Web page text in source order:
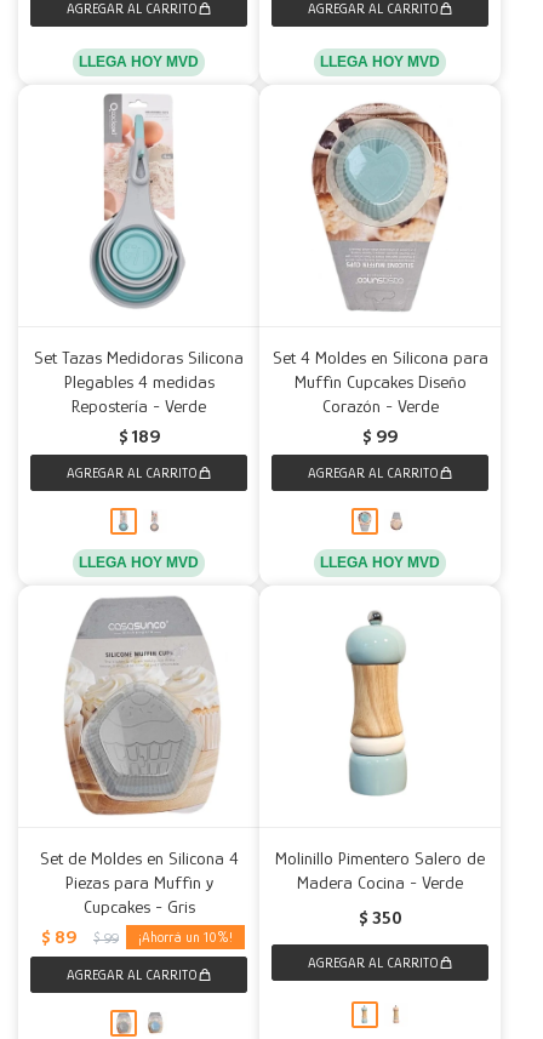
LLEGA HOY MVD LLEGA HOY MVD
Set Tazas Medidoras Silicona
Plegables 4 medidas
Repostería - Verde
$ 189
LLEGA HOY MVD
Set 4 Moldes en Silicona para
Muffin Cupcakes Diseño
Corazón - Verde
$ 99
LLEGA HOY MVD
Set de Moldes en Silicona 4
Piezas para Muffin y
Cupcakes - Gris
$ 89 $ 99 10
Molinillo Pimentero Salero de
Madera Cocina - Verde
$ 350